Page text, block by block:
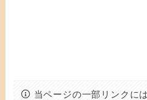
当ページの一部リンクに